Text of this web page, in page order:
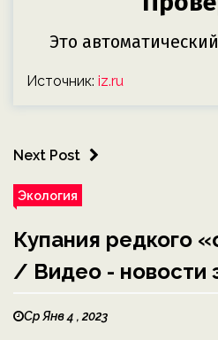
Источник: iz.ru
Next Post
Экология
Купания редкого
/ Видео - новости
Ср Янв 4 , 2023